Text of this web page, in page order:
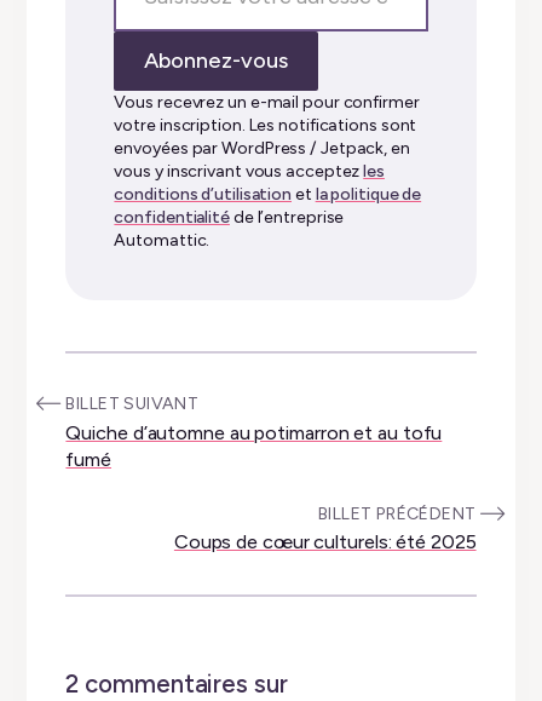
votre
adresse
mail…
Abonnez-vous
Vous recevrez un e-mail pour confirmer
votre inscription. Les notifications sont
envoyées par WordPress / Jetpack, en
vous y inscrivant vous acceptezles
conditions d’utilisation et la politique de
confidentialitéde l’entreprise
Automattic.
:BILLET SUIVANT
Quiche d’automne au potimarron et au tofu
fumé
BILLET PRÉCÉDENT
Coups de cœur culturels: été 2025
2 commentaires sur